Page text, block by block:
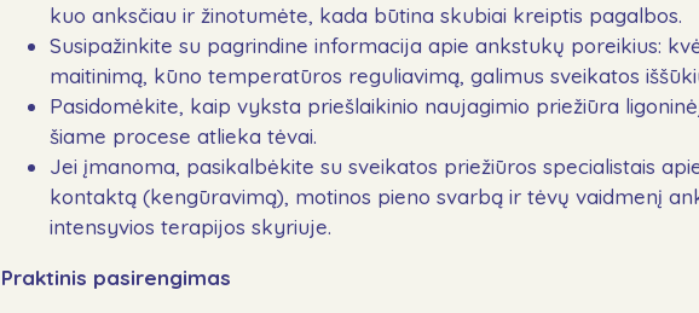
kuo anksčiau ir žinotumėte, kada būtina skubiai kreiptis pagalbos.
Susipažinkite su pagrindine informacija apie ankstukų poreikius:
maitinimą, kūno temperatūros reguliavimą, galimus sveikatos
Pasidomėkite, kaip vyksta priešlaikinio naujagimio priežiūra
šiame procese atlieka tėvai.
Jei įmanoma, pasikalbėkite su sveikatos priežiūros specialistais
kontaktą (kengūravimą), motinos pieno svarbą ir tėvų vaidmenį
intensyvios terapijos skyriuje.
Praktinis pasirengimas